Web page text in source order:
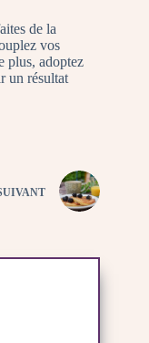
de la
vos
plus, adoptez
un résultat